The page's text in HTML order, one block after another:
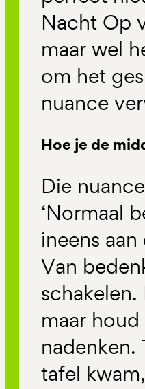
Nacht Op
maar wel
om het
nuance
Hoe je de
Die
‘Normaal
ineens
Van
maar
tafel